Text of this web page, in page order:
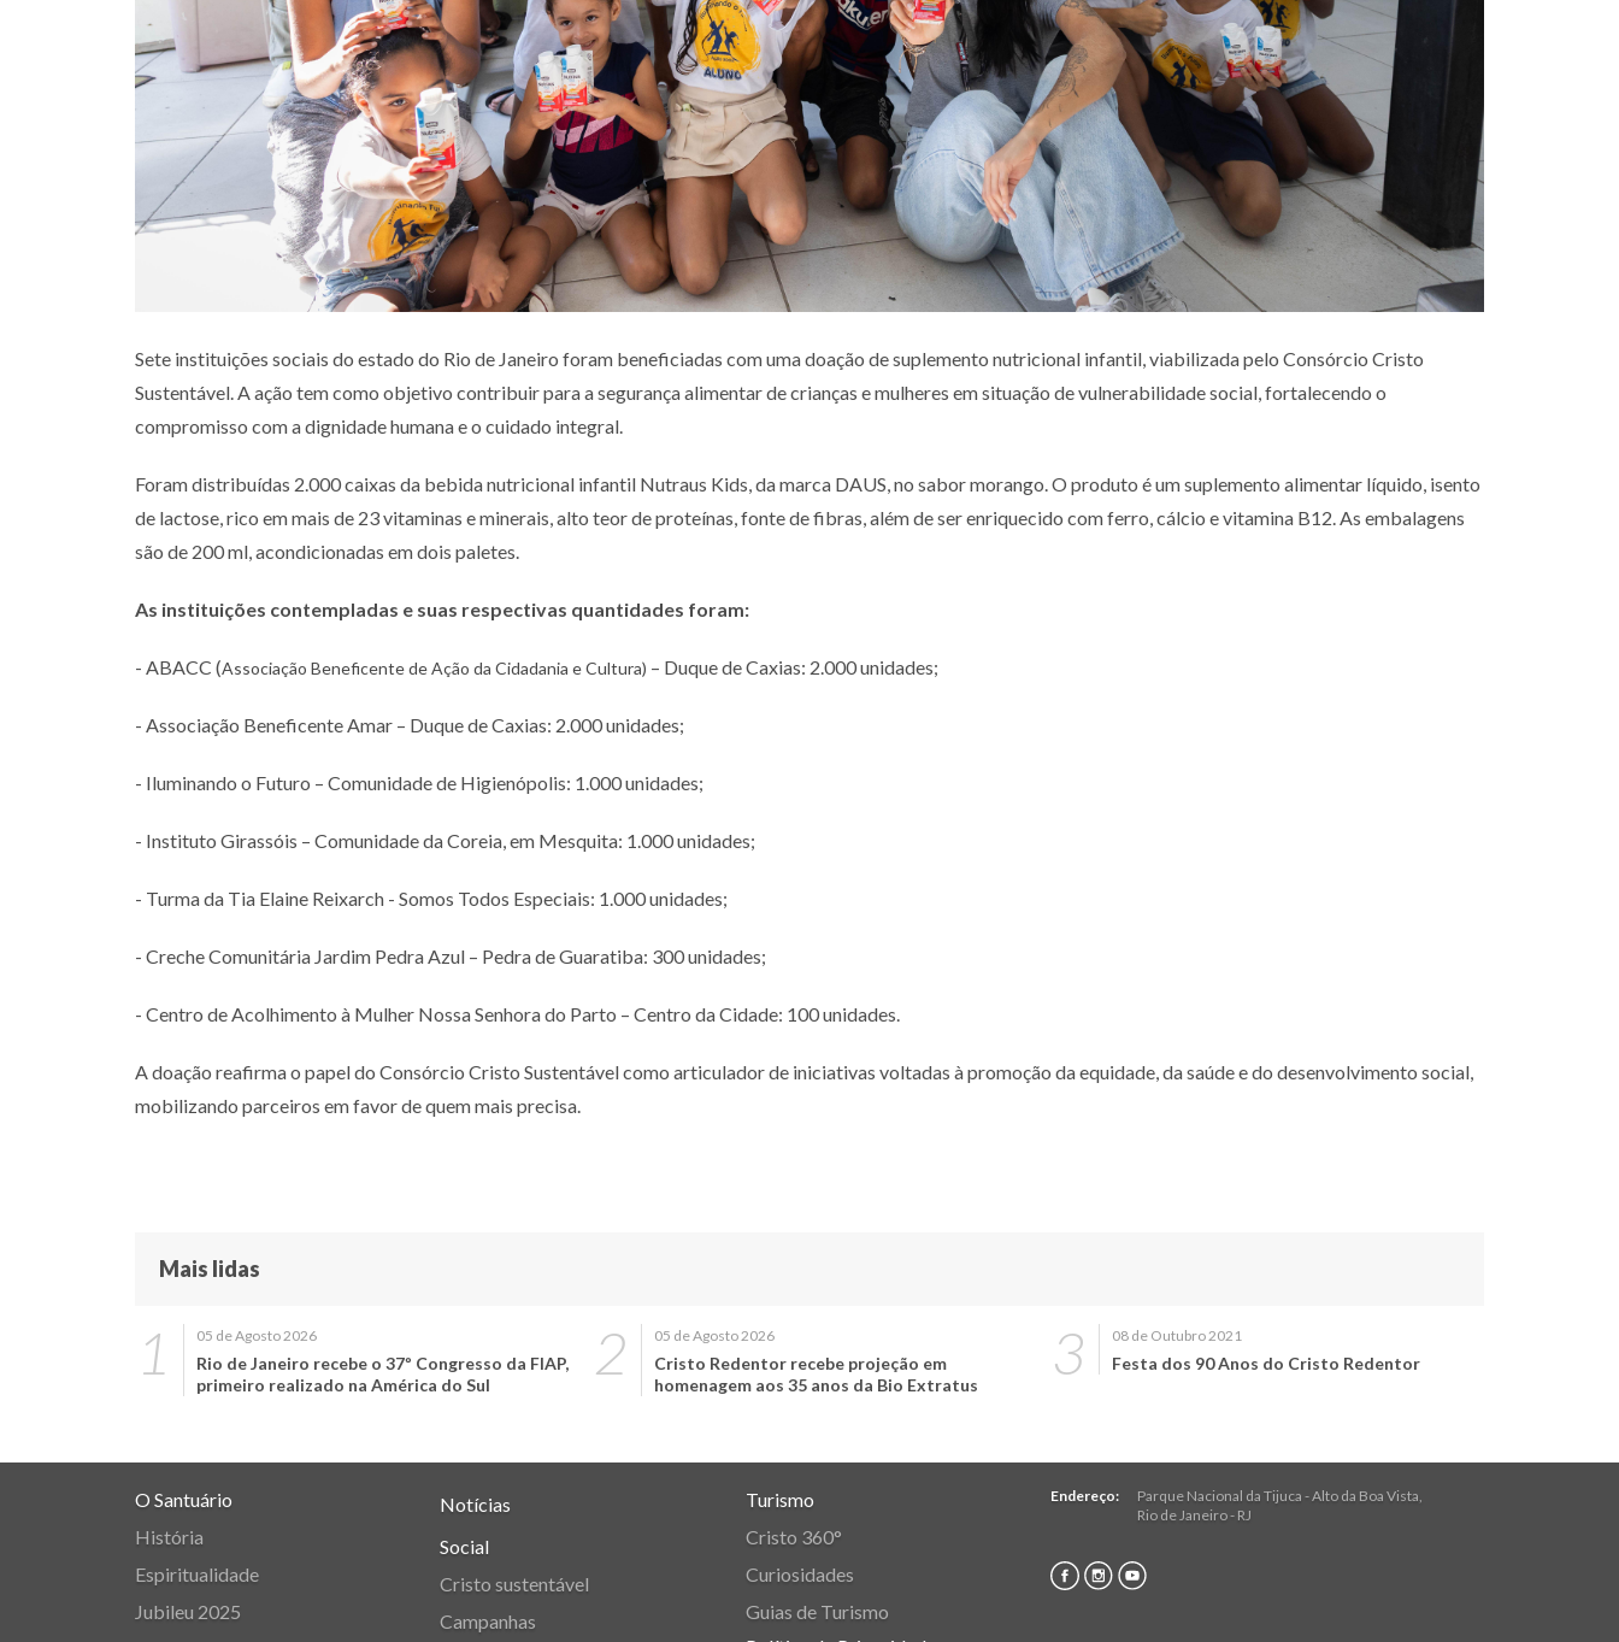
Sete instituições sociais do estado do Rio de Janeiro foram beneficiadas com uma doação de suplemento nutricional infantil, viabilizada pelo Consórcio Cristo
Sustentável. A ação tem como objetivo contribuir para a segurança alimentar de crianças e mulheres em situação de vulnerabilidade social, fortalecendo o
compromisso com a dignidade humana e o cuidado integral.
Foram distribuídas 2.000 caixas da bebida nutricional infantil Nutraus Kids, da marca DAUS, no sabor morango. O produto é um suplemento alimentar líquido, isento
de lactose, rico em mais de 23 vitaminas e minerais, alto teor de proteínas, fonte de fibras, além de ser enriquecido com ferro, cálcio e vitamina B12. As embalagens
são de 200 ml, acondicionadas em dois paletes.
As instituições contempladas e suas respectivas quantidades foram:
- ABACC (Associação Beneficente de Ação da Cidadania e Cultura) – Duque de Caxias: 2.000 unidades;
- Associação Beneficente Amar – Duque de Caxias: 2.000 unidades;
- Iluminando o Futuro – Comunidade de Higienópolis: 1.000 unidades;
- Instituto Girassóis – Comunidade da Coreia, em Mesquita: 1.000 unidades;
- Turma da Tia Elaine Reixarch - Somos Todos Especiais: 1.000 unidades;
- Creche Comunitária Jardim Pedra Azul – Pedra de Guaratiba: 300 unidades;
- Centro de Acolhimento à Mulher Nossa Senhora do Parto – Centro da Cidade: 100 unidades.
A doação reafirma o papel do Consórcio Cristo Sustentável como articulador de iniciativas voltadas à promoção da equidade, da saúde e do desenvolvimento social,
mobilizando parceiros em favor de quem mais precisa.
Mais lidas
05 de Agosto 2026
Rio de Janeiro recebe o 37º Congresso da FIAP,
primeiro realizado na América do Sul
05 de Agosto 2026
Cristo Redentor recebe projeção em
homenagem aos 35 anos da Bio Extratus
08 de Outubro 2021
Festa dos 90 Anos do Cristo Redentor
O Santuário
História
Espiritualidade
Jubileu 2025
Notícias
Social
Cristo sustentável
Campanhas
Turismo
Cristo 360°
Curiosidades
Guias de Turismo
Endereço: Parque Nacional da Tijuca - Alto da Boa Vista
Rio de Janeiro- RJ